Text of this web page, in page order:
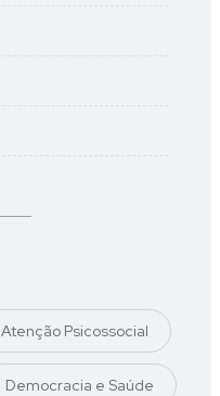
Atenção Psicossocial
Democracia e Saúde